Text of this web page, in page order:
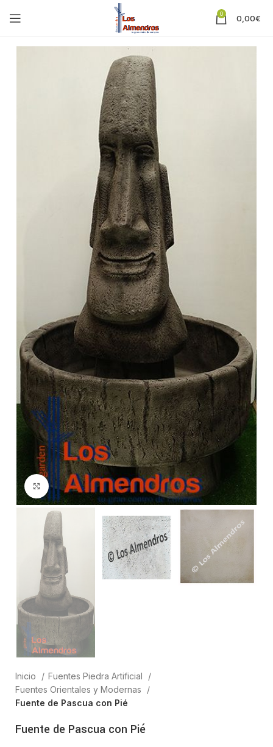
0 0,00€
Clic para ampliar
Inicio
Fuentes Piedra Artificial
Fuentes Orientales y Modernas
Fuente de Pascua con Pié
Fuente de Pascua con Pié